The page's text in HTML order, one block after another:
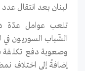
لبنان بعد انتقال
تلعب عوامل عدّة
الشّباب السوريون في
وصعوبة دفع تكلفة
إضافةً إلى اختلاف